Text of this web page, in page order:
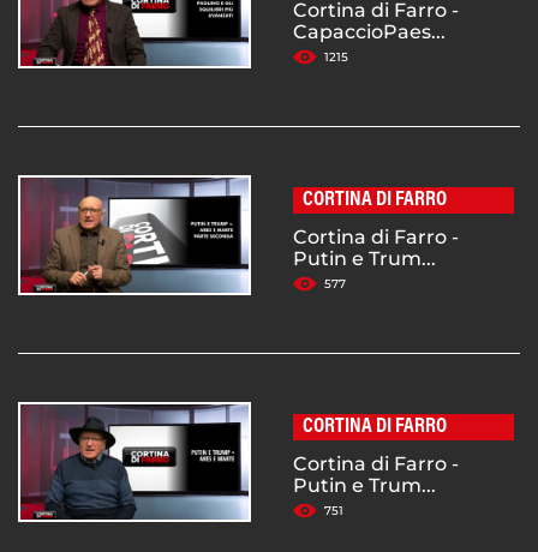
Cortina di Farro -
CapaccioPaes...
1215
CORTINA DI FARRO
Cortina di Farro -
Putin e Trum...
577
CORTINA DI FARRO
Cortina di Farro -
Putin e Trum...
751